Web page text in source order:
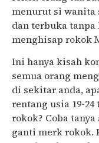
menurut si wanita
dan terbuka
menghisap rokok
Ini hanya kisah
semua orang
di sekitar anda,
rentang usia 19-
rokok? Coba
ganti merk rokok.